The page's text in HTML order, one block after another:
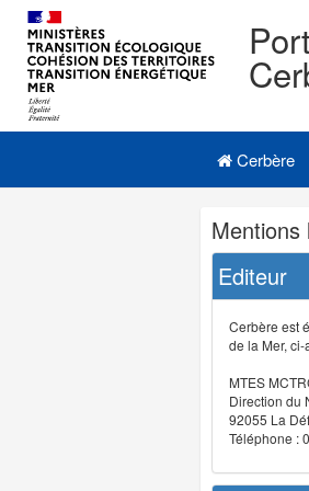
Navigation
Menu principal
Cerbère
Navigation
et
outils
annexes
Mentions
Editeur
Cerbère est
de la Mer,
MTES
Direction du
92055 La
Téléphone :